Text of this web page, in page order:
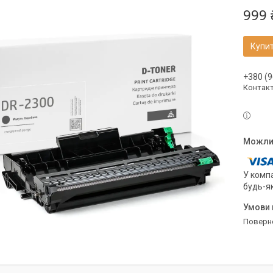
999
+380
У
будь-